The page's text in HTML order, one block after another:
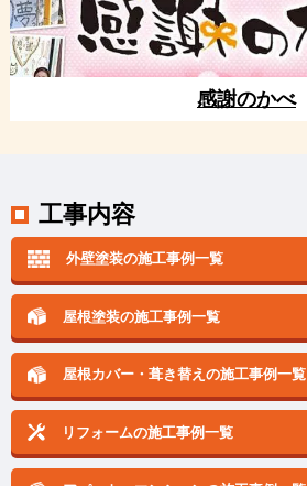
感謝のかべ
工事内容
外壁塗装の施工事例一覧
屋根塗装の施工事例一覧
屋根カバー・葺き替えの施工事例一覧
リフォームの施工事例一覧